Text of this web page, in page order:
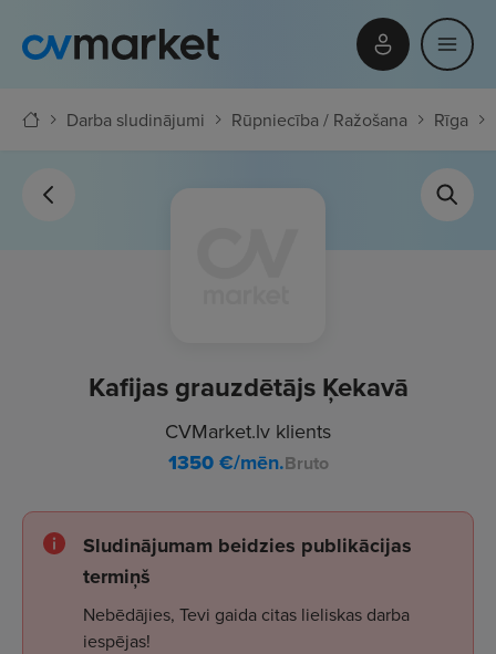
Darba sludinājumi Rūpniecība / Ražošana Rīga
Kafijas grauzdētājs Ķekavā
CVMarket.lv klients
1350€/mēn.Bruto
Sludinājumam beidzies publikācijas
termiņš
Nebēdājies, Tevi gaida citas lieliskas darba
iespējas!